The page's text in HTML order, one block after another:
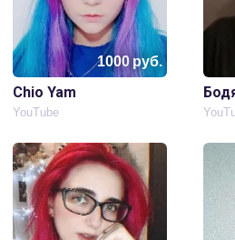
1000руб.
Chio Yam
YouTube